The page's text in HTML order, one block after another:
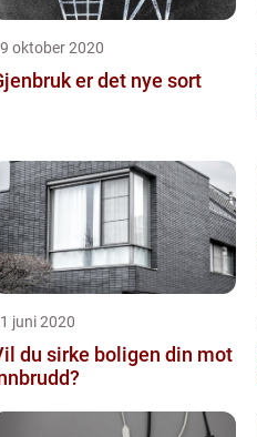
oktober 2020
er det nye sort
juni 2020
du sirke boligen din mot